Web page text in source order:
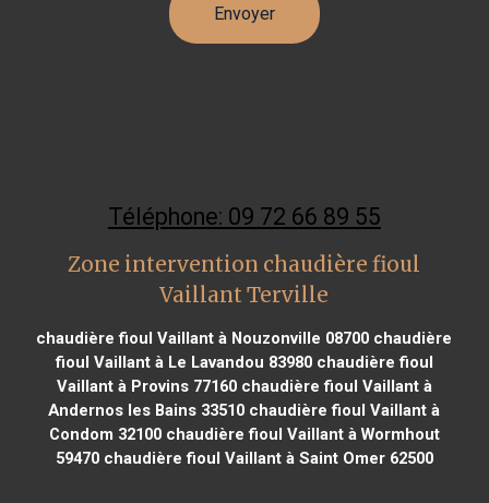
Téléphone: 09 72 66 89 55
Zone intervention chaudière fioul
Vaillant Terville
chaudière fioul Vaillant à Nouzonville 08700 chaudière
fioul Vaillant à Le Lavandou 83980chaudière fioul
Vaillant à Provins 77160chaudière fioul Vaillant à
Andernos les Bains 33510 chaudière fioul Vaillant à
Condom 32100chaudière fioul Vaillant à Wormhout
59470chaudière fioul Vaillant à Saint Omer 62500